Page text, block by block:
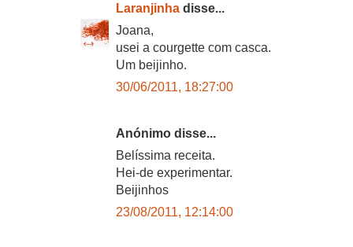
Laranjinha disse...
Joana,
usei a courgette com casca.
Um beijinho.
30/06/2011, 18:27:00
Anónimo disse...
Belíssima receita.
Hei-de experimentar.
Beijinhos
23/08/2011, 12:14:00